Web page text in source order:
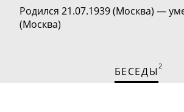
Родился 21.07.1939 (Москва) —
(Москва)
БЕСЕДЫ2